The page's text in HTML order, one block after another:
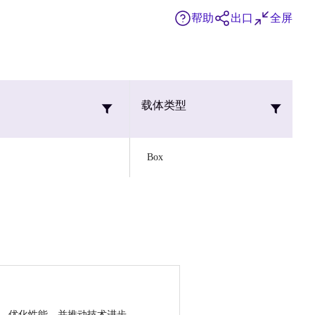
帮助 出口 全屏
载体类型
Box